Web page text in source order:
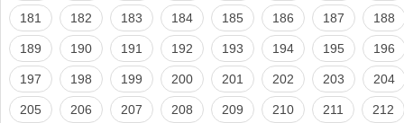
181 182 183 184 185 186 187 188
189 190 191 192 193 194 195 196
197 198 199 200 201 202 203 204
205 206 207 208 209 210 211 212